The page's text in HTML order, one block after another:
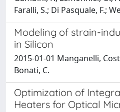
Faralli, S.; Di Pasquale, F.;
Modeling of strain-
in Silicon
2015-01-01 Manganelli,
Bonati, C.
Optimization of
Heaters for Optical